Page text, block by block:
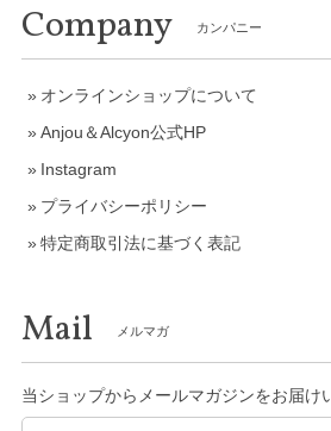
Company カンパニー
オンラインショップについて
Anjou＆Alcyon公式HP
Instagram
プライバシーポリシー
特定商取引法に基づく表記
Mail メルマガ
当ショップからメールマガジンをお届け